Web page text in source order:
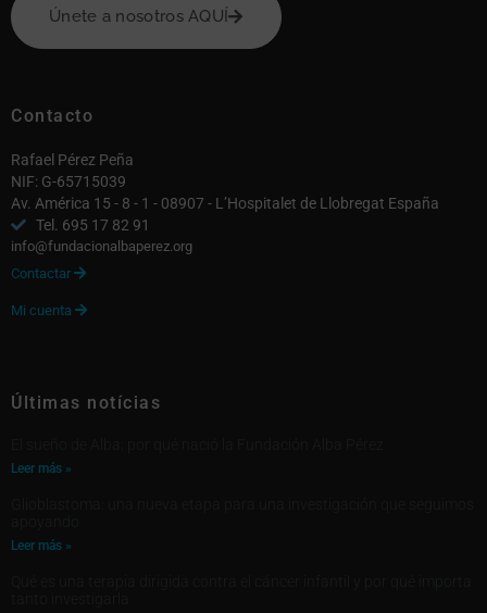
Únete a nosotros AQUÍ
Contacto
Rafael Pérez Peña
NIF: G-65715039
Av. América 15 - 8 - 1 - 08907 - L’Hospitalet de Llobregat España
Tel. 695 17 82 91
info@fundacionalbaperez.org
Contactar 
Mi cuenta 
Últimas notícias
Leer más »
Leer más »